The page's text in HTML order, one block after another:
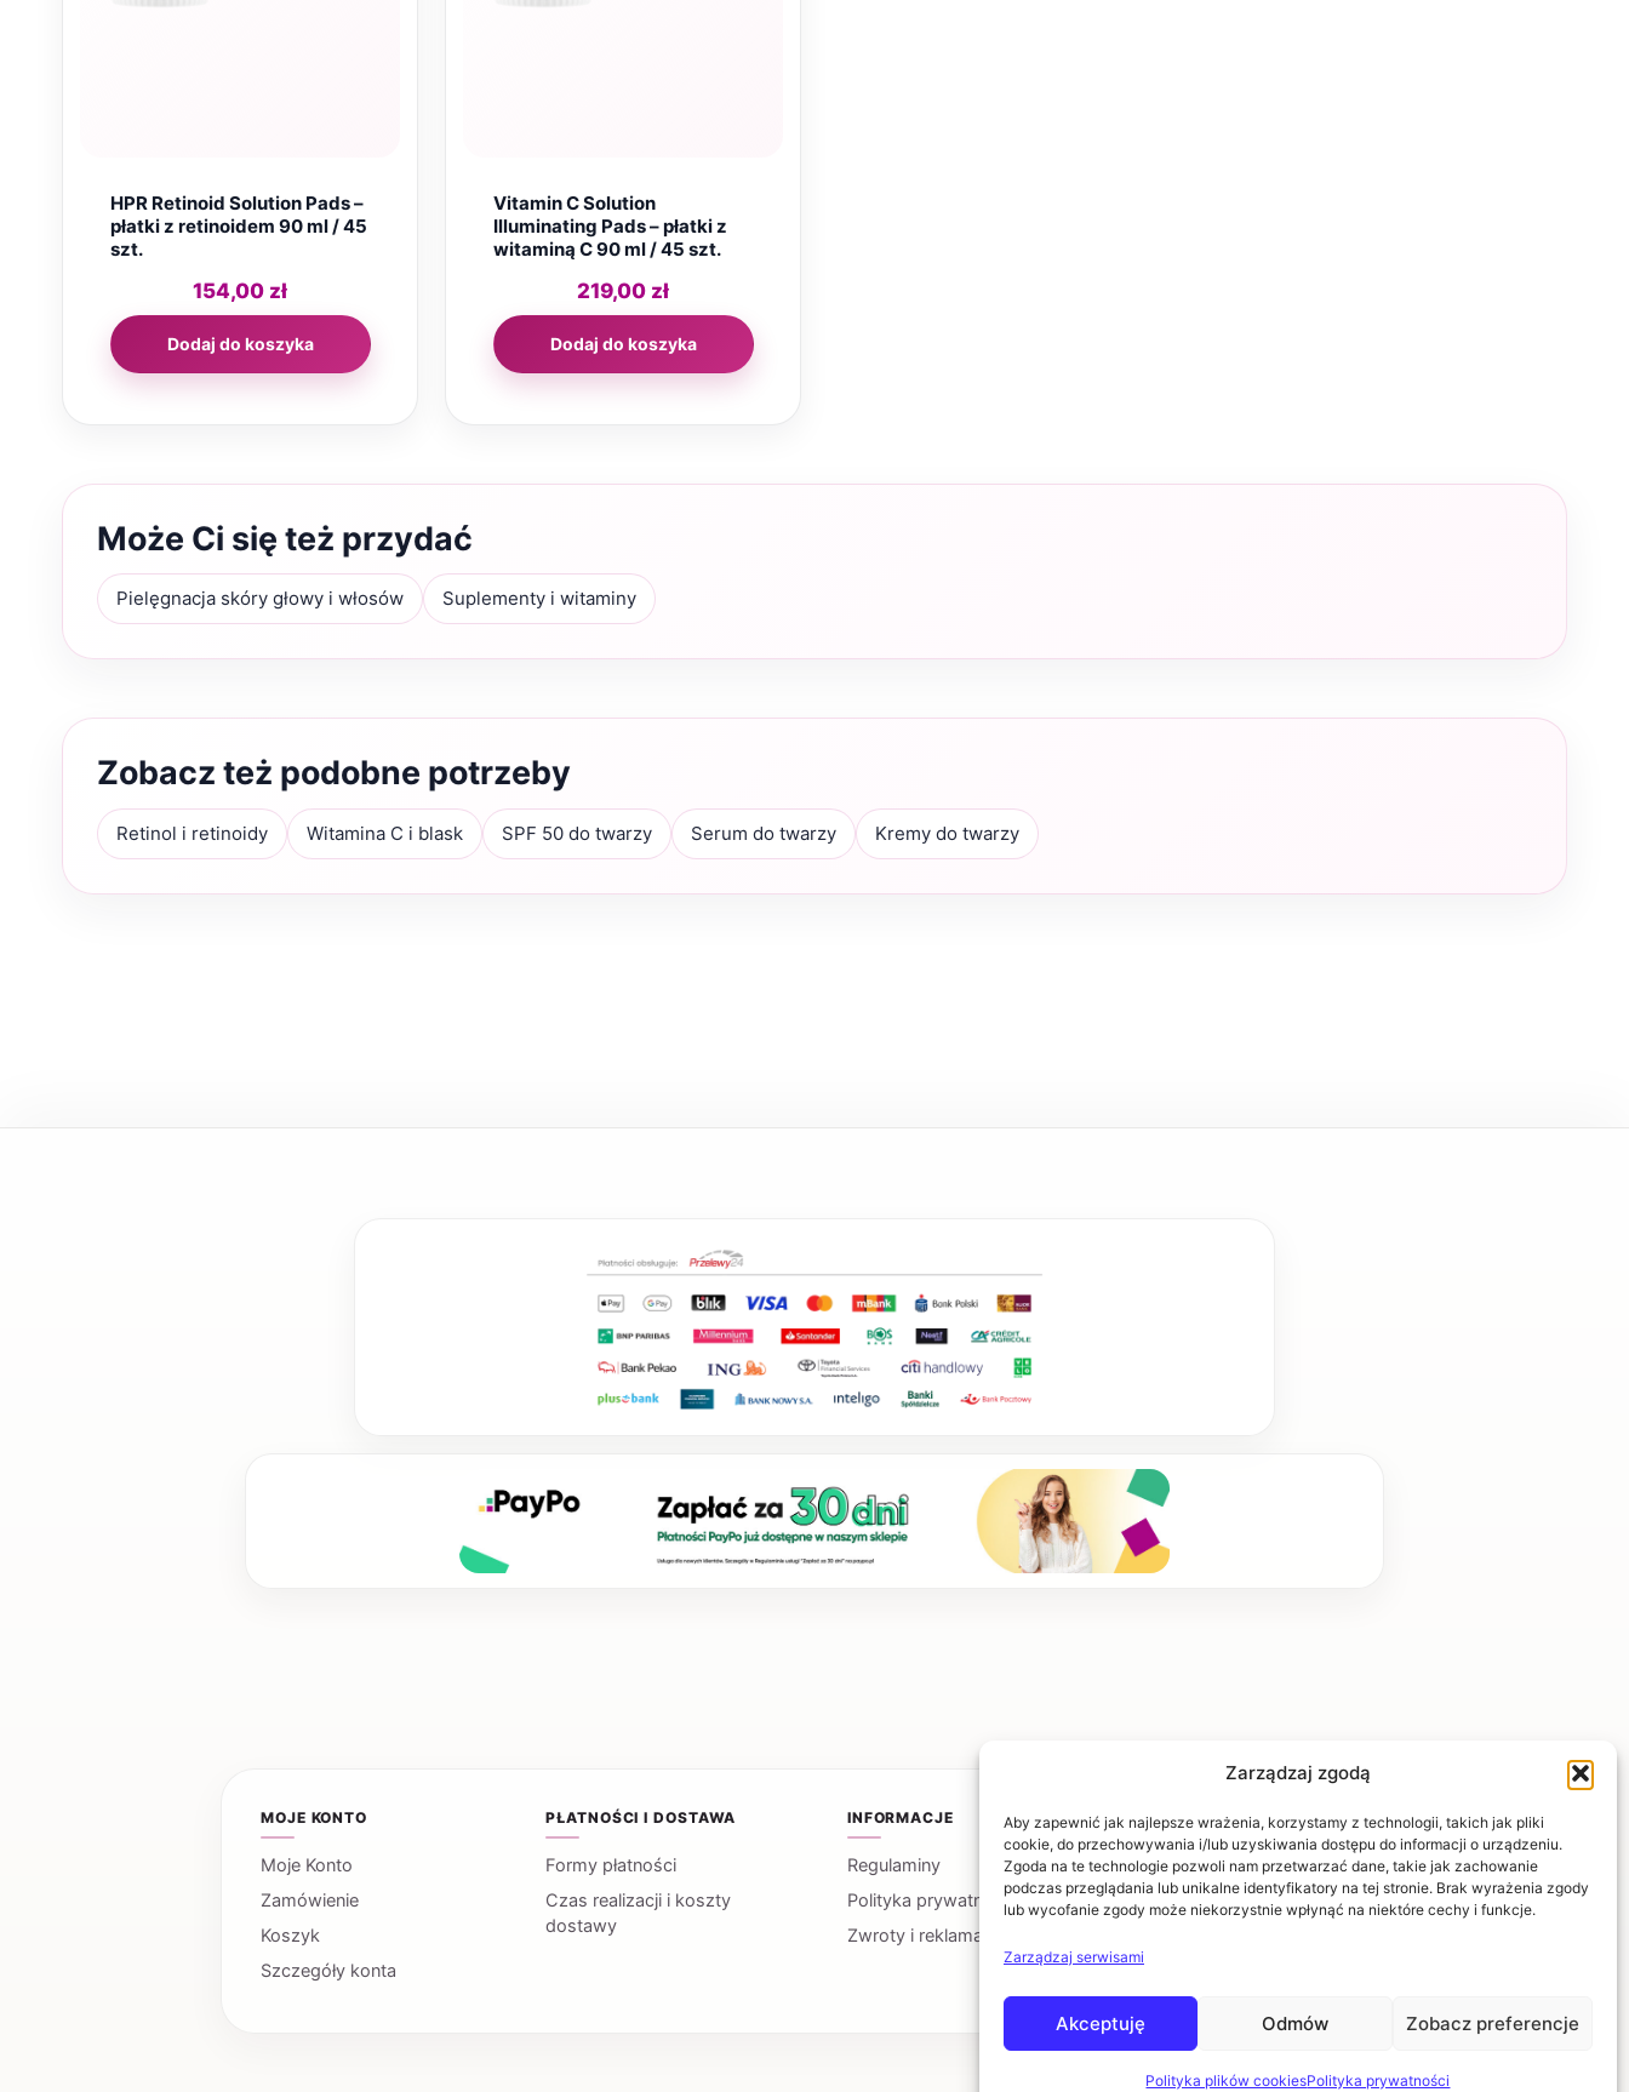
Zarządzaj zgodą
Aby zapewnić jak najlepsze wrażenia, korzystamy z technologii, takich jak pliki
cookie, do przechowywania i/lub uzyskiwania dostępu do informacji o urządzeniu.
Zgoda na te technologie pozwoli nam przetwarzać dane, takie jak zachowanie
podczas przeglądania lub unikalne identyfikatory na tej stronie. Brak wyrażenia zgody
lub wycofanie zgody może niekorzystnie wpłynąć na niektóre cechy i funkcje.
Zarządzaj serwisami
Akceptuję Odmów Zobacz preferencje
Polityka plików cookiesPolityka prywatności
HPR Retinoid Solution Pads –
płatki z retinoidem 90 ml / 45
szt.
154,00 zł
Dodaj do koszyka
Vitamin C Solution
Illuminating Pads – płatki z
witaminą C 90 ml / 45 szt.
219,00 zł
Dodaj do koszyka
Może Ci się też przydać
Pielęgnacja skóry głowy i włosów Suplementy i witaminy
Zobacz też podobne potrzeby
Retinol i retinoidy Witamina C i blask SPF 50 do twarzy Serum do twarzy Kremy do twarzy
MOJE KONTO
Moje Konto
Zamówienie
Koszyk
Szczegóły konta
PŁATNOŚCI I DOSTAWA
Formy płatności
Czas realizacji i koszty
dostawy
INFORMACJE
Regulaminy
Polityka prywatności
Zwroty i reklamacje
POMOC
Kontakt i dane firmy
Pytania i odpowiedzi